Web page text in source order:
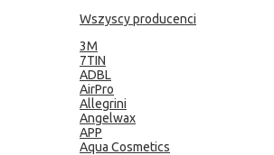
Wszyscy producenci
3M
7TIN
ADBL
AirPro
Allegrini
Angelwax
APP
Aqua Cosmetics